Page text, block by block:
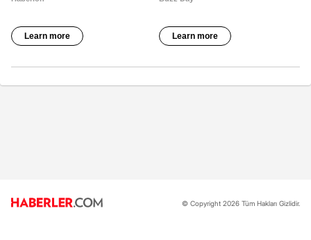
© Copyright 2026 Tüm Hakları Gizlidir.